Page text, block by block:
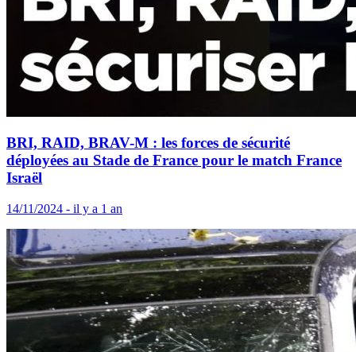
BRI, RAID, BRAV-M : les forces de sécurité
déployées au Stade de France pour le match France
Israël
14/11/2024 - il y a 1 an